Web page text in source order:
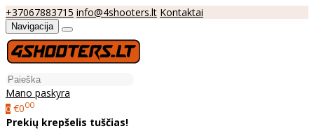
+37067883715 info@4shooters.lt Kontaktai
Navigacija
Mano paskyra
0 €000
Prekių krepšelis tuščias!